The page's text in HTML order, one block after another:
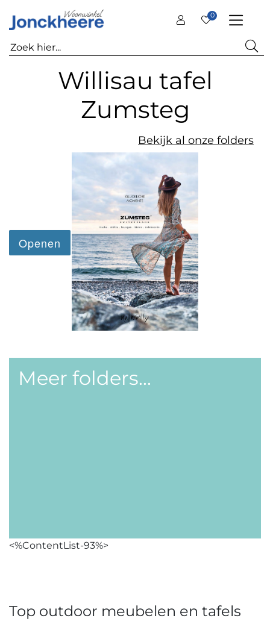
0
Willisau tafel
Zumsteg
Bekijk al onze folders
Meer folders...
<%ContentList-93%>
Top outdoor meubelen en tafels